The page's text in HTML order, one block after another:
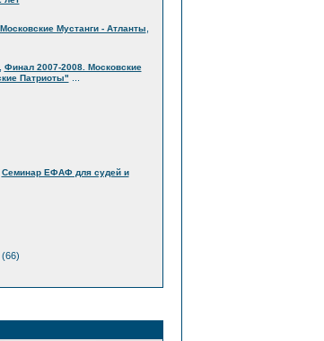
Мустанги - Атланты
Финал 2007-2008. Московские
Патриоты"
Семинар ЕФАФ для судей и